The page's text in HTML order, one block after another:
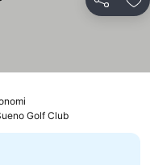
Del
Golf Club